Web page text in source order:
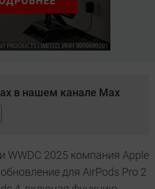
в нашем канале Max
WWDC 2025 компания Apple
для AirPods Pro 2